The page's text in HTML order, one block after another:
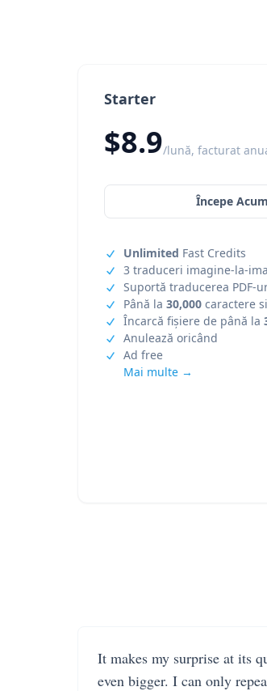
Starter
$8.9/lună, facturat
Începe Acum
Unlimited Fast Credits
3 traduceri imagine-la-
Suportă traducerea PDF-
Până la 30,000 caractere
Încarcă fișiere de până la
Anulează oricând
Ad free
Mai multe →
It makes my surprise at its
even bigger. I can only